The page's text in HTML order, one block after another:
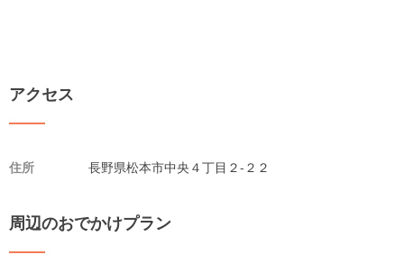
アクセス
住所 長野県松本市中央４丁目２-２２
周辺のおでかけプラン